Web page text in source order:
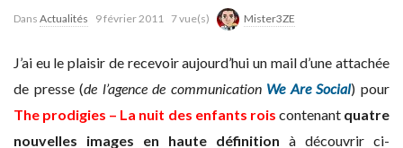
Dans Actualités 9 février 2011 7 vue(s) Mister3ZE
J’ai eu le plaisir de recevoir aujourd’hui un mail d’une attachée
de presse (de l’agence de communication We Are Social) pour
The prodigies – La nuit des enfants rois contenantquatre
nouvelles images en haute définition à découvrir ci-